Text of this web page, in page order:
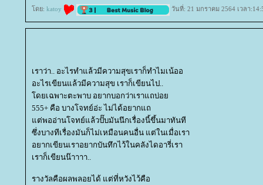
ดย: katoy วันที่: 21 มกราคม 2564 เวลา
เราว่า.. อะไรทำแล้วมีความสุขเราก็ทำไมเน้ออ
อะไรเขียนแล้วมีความสุข เราก็เขียนไป..
ดยเฉพาะตะพาบ อยากบอกว่าเราแถบ่อ
555+ คือ บางโจทย์อ่ะ ไม่ได้อยากแถ
ต่พออ่านโจทย์แล้วปั๊บมันนึกเรื่องนี้ขึ้นมาทันที
ซึ่งบางทีเรื่องมันก็ไม่เหมือนคนอื่น แต่ในเมื่อเรา
อยากเขียนเราอยากบันทึกไว้ในคลังไดอารี่เรา
เราก็เขียนน๊าาาา..
รางวัลคือผลพลอยได้ แต่ที่หวังไว้คือ